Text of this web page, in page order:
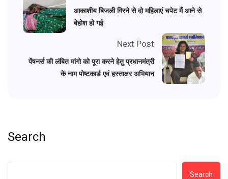
आकाशीय बिजली गिरने से दो महिलाएं चपेट मैं आने से
बेहोश हो गई
Next Post
पेंषनर्स की लंबित मांगो को पूरा करने हेतु प्रधानमंत्री
के नाम पोष्टकार्ड एवं हस्ताक्षर अभियान
Search
Search